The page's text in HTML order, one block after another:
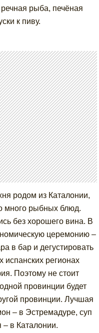
рыба, печёная
к пиву.
родом из Каталонии,
много рыбных блюд.
без хорошего вина. В
церемонию –
в бар и дегустировать
испанских регионах
Поэтому не стоит
провинции будет
провинции. Лучшая
– в Эстремадуре, суп
– в Каталонии.